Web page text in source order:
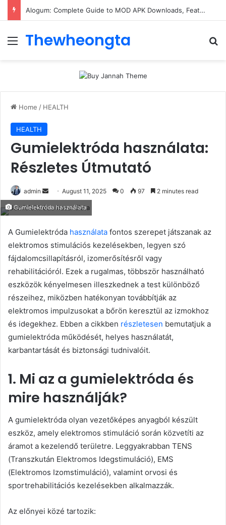
Alogum: Complete Guide to MOD APK Downloads, Features, and Risks
Menu
Thewheongta
Home / HEALTH
HEALTH
Gumielektróda használata:
Részletes Útmutató
admin
Send
email
August 11, 2025 0 97 2 minutes read
Gumielektróda használata
A Gumielektróda használata fontos szerepet játszanak az
elektromos stimulációs kezelésekben, legyen szó
fájdalomcsillapításról, izomerősítésről vagy
rehabilitációról. Ezek a rugalmas, többször használható
eszközök kényelmesen illeszkednek a test különböző
részeihez, miközben hatékonyan továbbítják az
elektromos impulzusokat a bőrön keresztül az izmokhoz
és idegekhez. Ebben a cikkben részletesen bemutatjuk a
gumielektróda működését, helyes használatát,
karbantartását és biztonsági tudnivalóit.
1. Mi az a gumielektróda és
mire használják?
A gumielektróda olyan vezetőképes anyagból készült
eszköz, amely elektromos stimuláció során közvetíti az
áramot a kezelendő területre. Leggyakrabban TENS
(Transzkután Elektromos Idegstimuláció), EMS
(Elektromos Izomstimuláció), valamint orvosi és
sportrehabilitációs kezelésekben alkalmazzák.
Az előnyei közé tartozik: